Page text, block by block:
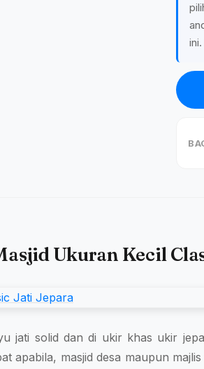
Ukuran Kecil
jati solid dan di ukir khas ukir
apabila, masjid desa maupun